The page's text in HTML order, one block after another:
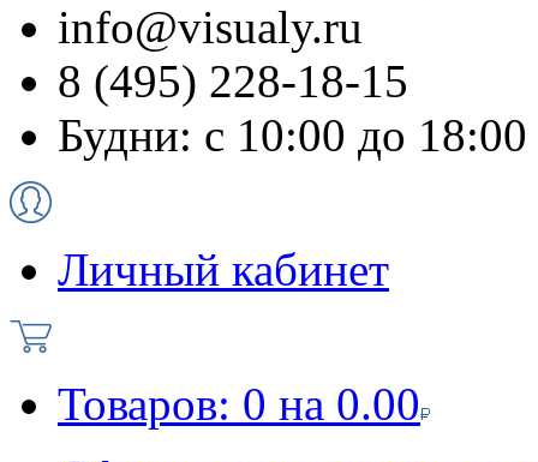
info@visualy.ru
8 (495) 228-18-15
Будни: с 10:00 до 18:00
Личный кабинет
Товаров: 0 на 0.00